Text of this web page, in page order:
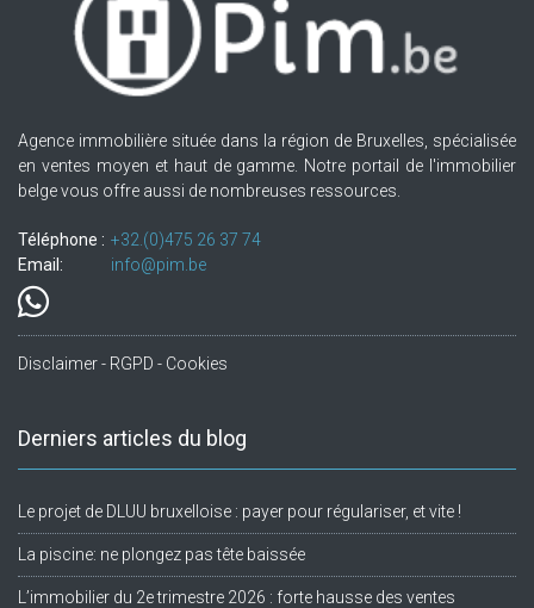
Agence immobilière située dans la région de Bruxelles, spécialisée
en ventes moyen et haut de gamme. Notre portail de l'immobilier
belge vous offre aussi de nombreuses ressources.
Téléphone : +32.(0)475 26 37 74
Email:
info@pim.be
Disclaimer - RGPD - Cookies
Derniers articles du blog
Le projet de DLUU bruxelloise : payer pour régulariser, et vite !
La piscine: ne plongez pas tête baissée
L’immobilier du 2e trimestre 2026 : forte hausse des ventes